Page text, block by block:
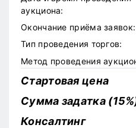
аукциона:
Окончание приёма заявок:
Тип проведения торгов:
Метод проведения
Стартовая цена
Сумма задатка
Консалтинг